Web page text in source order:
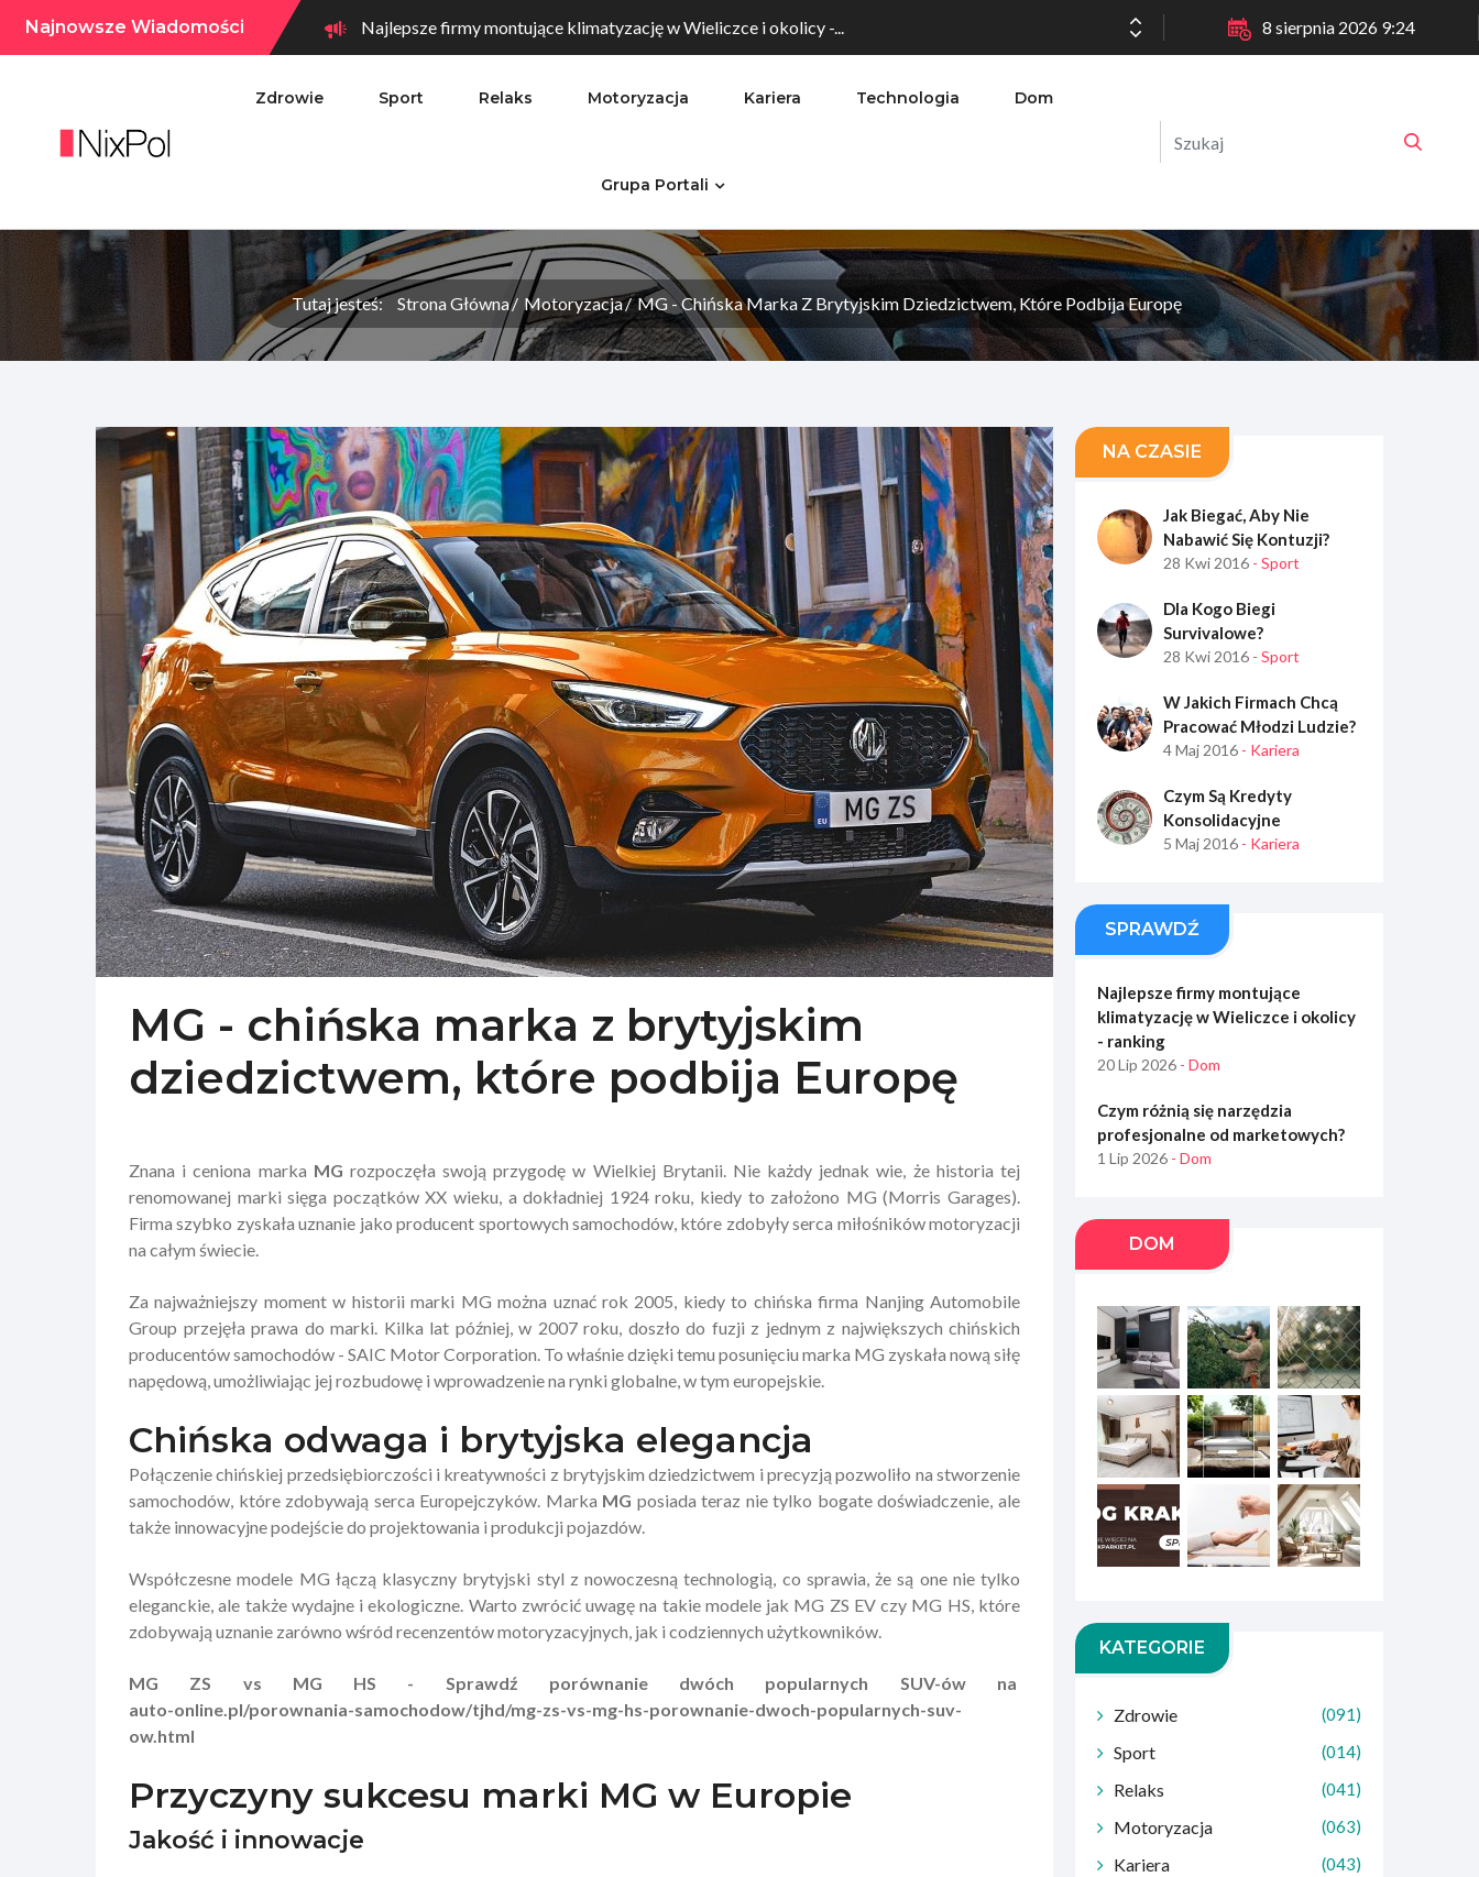
Najnowsze Wiadomości Najlepsze firmy montujące klimatyzację w Wieliczce i okolicy -... 8 sierpnia 2026 9:24
Zdrowie Sport Relaks Motoryzacja Kariera Technologia Dom
Grupa Portali
Tutaj jesteś: Strona Główna Motoryzacja MG - Chińska Marka Z Brytyjskim Dziedzictwem, Które Podbija Europę
MG - chińska marka z brytyjskim
dziedzictwem, które podbija Europę
Znana i ceniona marka MG rozpoczęła swoją przygodę w Wielkiej Brytanii. Nie każdy jednak wie, że historia tej
renomowanej marki sięga początków XX wieku, a dokładniej 1924 roku, kiedy to założono MG (Morris Garages).
Firma szybko zyskała uznanie jako producent sportowych samochodów, które zdobyły serca miłośników motoryzacji
na całym świecie.
Za najważniejszy moment w historii marki MG można uznać rok 2005, kiedy to chińska firma Nanjing Automobile
Group przejęła prawa do marki. Kilka lat później, w 2007 roku, doszło do fuzji z jednym z największych chińskich
producentów samochodów - SAIC Motor Corporation. To właśnie dzięki temu posunięciu marka MG zyskała nową siłę
napędową, umożliwiając jej rozbudowę i wprowadzenie na rynki globalne, w tym europejskie.
Chińska odwaga i brytyjska elegancja
Połączenie chińskiej przedsiębiorczości i kreatywności z brytyjskim dziedzictwem i precyzją pozwoliło na stworzenie
samochodów, które zdobywają serca Europejczyków. Marka MG posiada teraz nie tylko bogate doświadczenie, ale
także innowacyjne podejście do projektowania i produkcji pojazdów.
Współczesne modele MG łączą klasyczny brytyjski styl z nowoczesną technologią, co sprawia, że są one nie tylko
eleganckie, ale także wydajne i ekologiczne. Warto zwrócić uwagę na takie modele jak MG ZS EV czy MG HS, które
zdobywają uznanie zarówno wśród recenzentów motoryzacyjnych, jak i codziennych użytkowników.
MG ZS vs MG HS - Sprawdź porównanie dwóch popularnych SUV-ów na
auto-online.pl/porownania-samochodow/tjhd/mg-zs-vs-mg-hs-porownanie-dwoch-popularnych-suv-
ow.html
Przyczyny sukcesu marki MG w Europie
Jakość i innowacje
NA CZASIE
Jak Biegać, Aby Nie
Nabawić Się Kontuzji?
28 Kwi 2016 - Sport
Dla Kogo Biegi
Survivalowe?
28 Kwi 2016 - Sport
W Jakich Firmach Chcą
Pracować Młodzi Ludzie?
4 Maj 2016 - Kariera
Czym Są Kredyty
Konsolidacyjne
5 Maj 2016 - Kariera
SPRAWDŹ
Najlepsze firmy montujące
klimatyzację w Wieliczce i okolicy
- ranking
20 Lip 2026 - Dom
Czym różnią się narzędzia
profesjonalne od marketowych?
1 Lip 2026 - Dom
DOM
KATEGORIE
Zdrowie (091)
Sport (014)
Relaks (041)
Motoryzacja (063)
Kariera (043)